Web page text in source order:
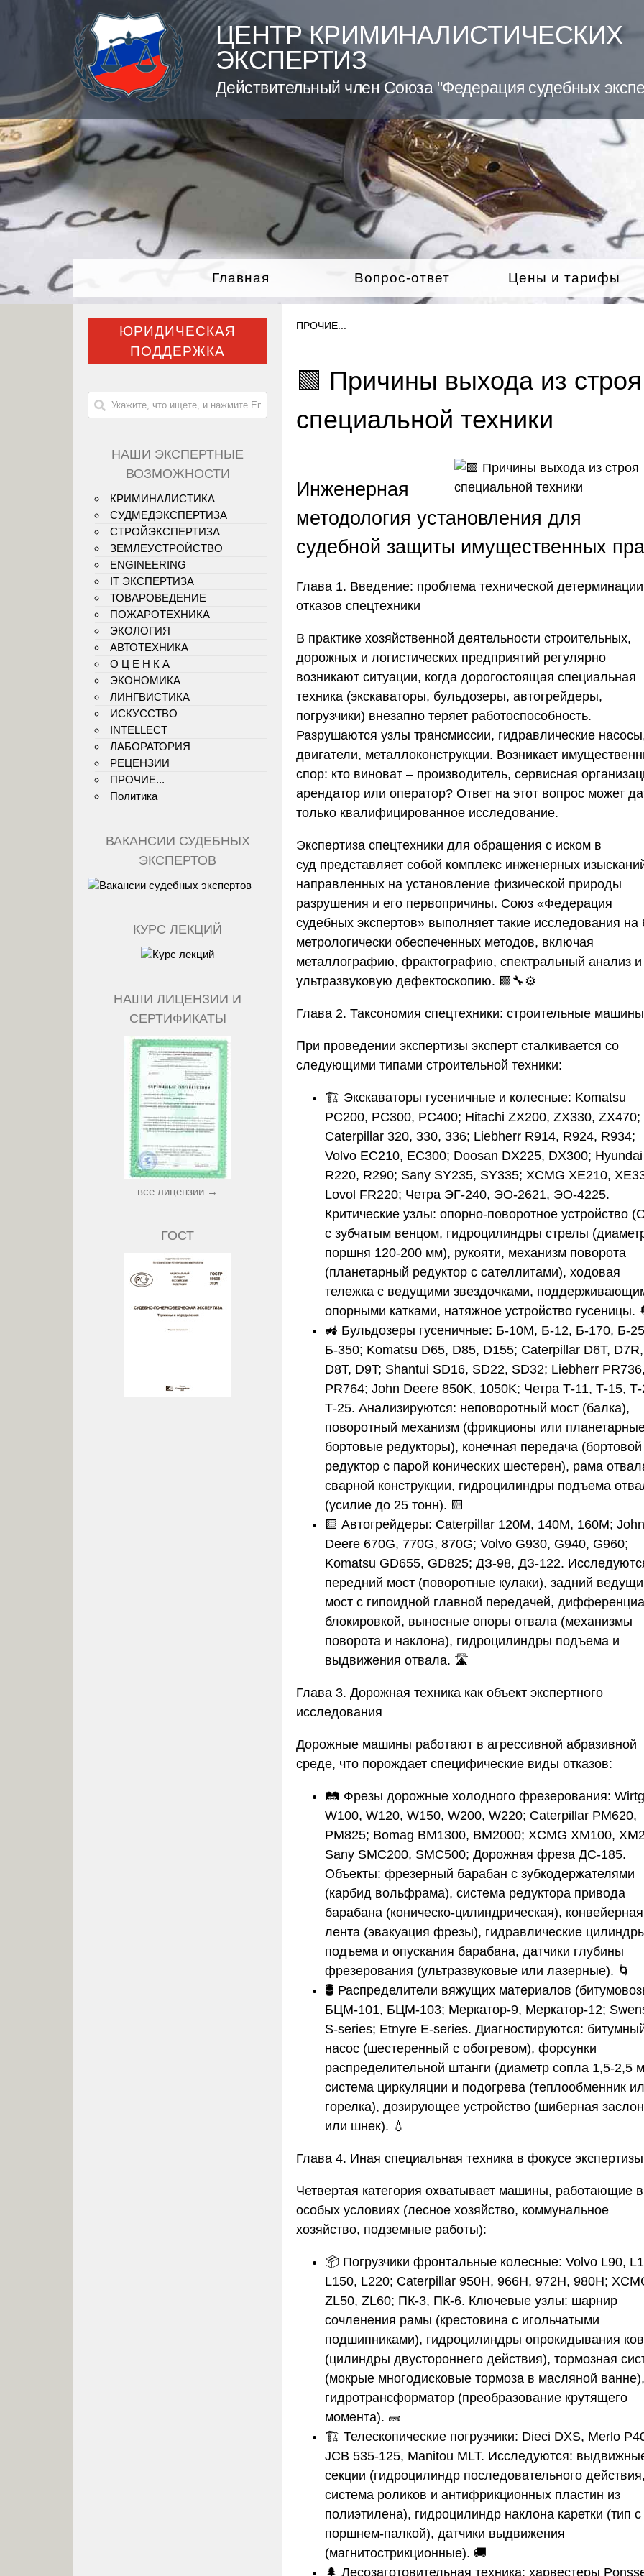
ЦЕНТР КРИМИНАЛИСТИЧЕСКИХ
ЭКСПЕРТИЗ
Действительный член Союза "Федерация судебных
Главная Вопрос-ответ Цены и тарифы
ПРОЧИЕ...
🟩 Причины выхода из строя
специальной техники
Инженерная
методология установления для
судебной защиты имущественных
Глава 1. Введение: проблема технической детерминации
отказов спецтехники
В практике хозяйственной деятельности строительных,
дорожных и логистических предприятий регулярно
возникают ситуации, когда дорогостоящая специальная
техника (экскаваторы, бульдозеры, автогрейдеры,
погрузчики) внезапно теряет работоспособность.
Разрушаются узлы трансмиссии, гидравлические
двигатели, металлоконструкции. Возникает
спор: кто виноват – производитель, сервисная
арендатор или оператор? Ответ на этот вопрос может
только квалифицированное исследование.
Экспертиза спецтехники для обращения с иском в
суд представляет собой комплекс инженерных
направленных на установление физической природы
разрушения и его первопричины. Союз «Федерация
судебных экспертов» выполняет такие исследования на
метрологически обеспеченных методов, включая
металлографию, фрактографию, спектральный анализ и
ультразвуковую дефектоскопию. 🟩🔧⚙️
Глава 2. Таксономия спецтехники: строительные машины
При проведении экспертизы эксперт сталкивается со
следующими типами строительной техники:
🏗️ Экскаваторы гусеничные и колесные: Komatsu
PC200, PC300, PC400; Hitachi ZX200, ZX330, ZX470;
Caterpillar 320, 330, 336; Liebherr R914, R924, R934;
Volvo EC210, EC300; Doosan DX225, DX300; Hyundai
R220, R290; Sany SY235, SY335; XCMG XE210,
Lovol FR220; Четра ЭГ-240, ЭО-2621, ЭО-4225.
Критические узлы: опорно-поворотное устройство
с зубчатым венцом, гидроцилиндры стрелы
поршня 120-200 мм), рукояти, механизм поворота
(планетарный редуктор с сателлитами), ходовая
тележка с ведущими звездочками,
опорными катками, натяжное устройство гусеницы.
🚜 Бульдозеры гусеничные: Б-10М, Б-12, Б-170, Б-
Б-350; Komatsu D65, D85, D155; Caterpillar D6T, D7R,
D8T, D9T; Shantui SD16, SD22, SD32; Liebherr PR736,
PR764; John Deere 850K, 1050K; Четра Т-11, Т-15, Т-
Т-25. Анализируются: неповоротный мост (балка),
поворотный механизм (фрикционы или
бортовые редукторы), конечная передача (бортовой
редуктор с парой конических шестерен), рама
сварной конструкции, гидроцилиндры подъема
(усилие до 25 тонн). 🟨
🟨 Автогрейдеры: Caterpillar 120M, 140M, 160M; John
Deere 670G, 770G, 870G; Volvo G930, G940, G960;
Komatsu GD655, GD825; ДЗ-98, ДЗ-122.
передний мост (поворотные кулаки), задний
мост с гипоидной главной передачей,
блокировкой, выносные опоры отвала (механизмы
поворота и наклона), гидроцилиндры подъема и
выдвижения отвала. 🛣️
Глава 3. Дорожная техника как объект экспертного
исследования
Дорожные машины работают в агрессивной абразивной
среде, что порождает специфические виды отказов:
🛤️ Фрезы дорожные холодного фрезерования:
W100, W120, W150, W200, W220; Caterpillar PM620,
PM825; Bomag BM1300, BM2000; XCMG XM100,
Sany SMC200, SMC500; Дорожная фреза ДС-185.
Объекты: фрезерный барабан с зубкодержателями
(карбид вольфрама), система редуктора привода
барабана (коническо-цилиндрическая), конвейерная
лента (эвакуация фрезы), гидравлические
подъема и опускания барабана, датчики глубины
фрезерования (ультразвуковые или лазерные). 🌀
🛢️ Распределители вяжущих материалов
БЦМ-101, БЦМ-103; Меркатор-9, Меркатор-12;
S-series; Etnyre E-series. Диагностируются:
насос (шестеренный с обогревом), форсунки
распределительной штанги (диаметр сопла 1,5-2,5
система циркуляции и подогрева (теплообменник
горелка), дозирующее устройство (шиберная
или шнек). 💧
Глава 4. Иная специальная техника в фокусе экспертизы
Четвертая категория охватывает машины, работающие в
особых условиях (лесное хозяйство, коммунальное
хозяйство, подземные работы):
📦 Погрузчики фронтальные колесные: Volvo L90,
L150, L220; Caterpillar 950H, 966H, 972H, 980H;
ZL50, ZL60; ПК-3, ПК-6. Ключевые узлы: шарнир
сочленения рамы (крестовина с игольчатыми
подшипниками), гидроцилиндры опрокидывания
(цилиндры двустороннего действия), тормозная
(мокрые многодисковые тормоза в масляной ванне),
гидротрансформатор (преобразование крутящего
момента). 🧱
🏗️ Телескопические погрузчики: Dieci DXS, Merlo
JCB 535-125, Manitou MLT. Исследуются:
секции (гидроцилиндр последовательного действия,
система роликов и антифрикционных пластин из
полиэтилена), гидроцилиндр наклона каретки (тип с
поршнем-палкой), датчики выдвижения
(магнитострикционные). 🚚
🌲 Лесозаготовительная техника: харвестеры
ЮРИДИЧЕСКАЯ
ПОДДЕРЖКА
НАШИ ЭКСПЕРТНЫЕ
ВОЗМОЖНОСТИ
КРИМИНАЛИСТИКА
СУДМЕДЭКСПЕРТИЗА
СТРОЙЭКСПЕРТИЗА
ЗЕМЛЕУСТРОЙСТВО
ENGINEERING
IT ЭКСПЕРТИЗА
ТОВАРОВЕДЕНИЕ
ПОЖАРОТЕХНИКА
ЭКОЛОГИЯ
АВТОТЕХНИКА
О Ц Е Н К А
ЭКОНОМИКА
ЛИНГВИСТИКА
ИСКУССТВО
INTELLECT
ЛАБОРАТОРИЯ
РЕЦЕНЗИИ
ПРОЧИЕ...
Политика
ВАКАНСИИ СУДЕБНЫХ
ЭКСПЕРТОВ
КУРС ЛЕКЦИЙ
НАШИ ЛИЦЕНЗИИ И
СЕРТИФИКАТЫ
все лицензии →
ГОСТ